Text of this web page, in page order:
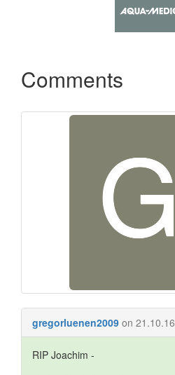
Comments
gregorluenen2009 on 21.10.16
RIP Joachim -